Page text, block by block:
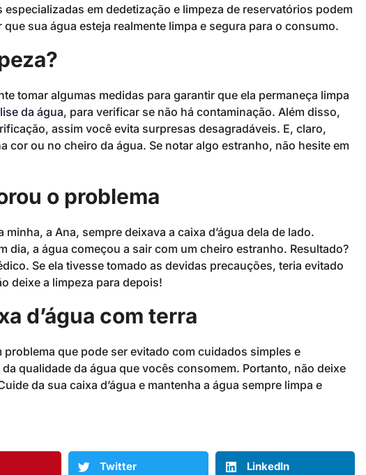
em dedetização e limpeza de reservatórios podem
sua água esteja realmente limpa e segura para o consumo.
tomar algumas medidas para garantir que ela permaneça limpa
da água, para verificar se não há contaminação. Além disso,
assim você evita surpresas desagradáveis. E, claro,
cor ou no cheiro da água. Se notar algo estranho, não hesite em
o problema
a Ana, sempre deixava a caixa d’água dela de lado.
dia, a água começou a sair com um cheiro estranho. Resultado?
Se ela tivesse tomado as devidas precauções, teria evitado
deixe a limpeza para depois!
d’água com terra
problema que pode ser evitado com cuidados simples e
qualidade da água que vocês consomem. Portanto, não deixe
da sua caixa d’água e mantenha a água sempre limpa e
Twitter LinkedIn